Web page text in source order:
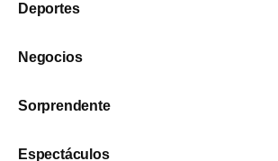
Deportes
Negocios
Sorprendente
Espectáculos